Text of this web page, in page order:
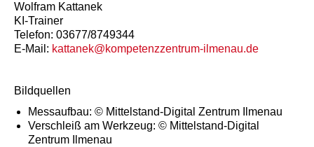
Wolfram Kattanek
KI-Trainer
Telefon: 03677/8749344
E-Mail: kattanek@kompetenzzentrum-ilmenau.de
Bildquellen
Messaufbau: © Mittelstand-Digital Zentrum Ilmenau
Verschleiß am Werkzeug: © Mittelstand-Digital
Zentrum Ilmenau